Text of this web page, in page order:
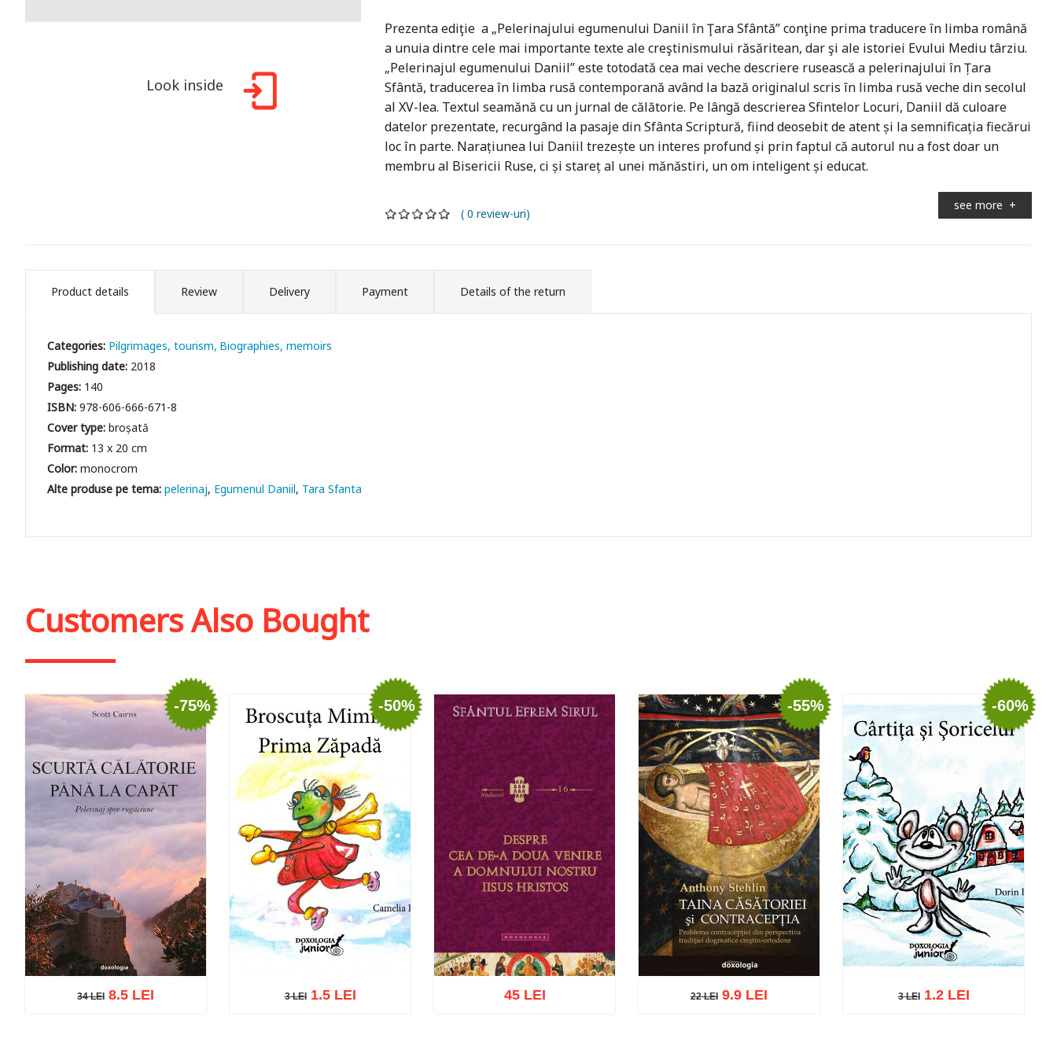
Look inside
Prezenta ediţie a „Pelerinajului egumenului Daniil în Ţara Sfântă” conţine prima traducere în limba română
a unuia dintre cele mai importante texte ale creştinismului răsăritean, dar şi ale istoriei Evului Mediu târziu.
„Pelerinajul egumenului Daniil” este totodată cea mai veche descriere rusească a pelerinajului în Țara
Sfântă, traducerea în limba rusă contemporană având la bază originalul scris în limba rusă veche din secolul
al XV-lea. Textul seamănă cu un jurnal de călătorie. Pe lângă descrierea Sfintelor Locuri, Daniil dă culoare
datelor prezentate, recurgând la pasaje din Sfânta Scriptură, fiind deosebit de atent și la semnificația fiecărui
loc în parte. Narațiunea lui Daniil trezește un interes profund și prin faptul că autorul nu a fost doar un
membru al Bisericii Ruse, ci și stareț al unei mănăstiri, un om inteligent și educat.
see more +
( 0 review-uri)
Product details Review Delivery Payment Details of the return
Categories: Pilgrimages, tourism Biographies, memoirs
Publishing date: 2018
Pages: 140
ISBN:978-606-666-671-8
Cover type:broșată
Format: 13 x 20 cm
Color:monocrom
pelerinaj Egumenul Daniil Tara Sfanta
Customers Also Bought
-75%
34 LEI 8.5 LEI
-50%
3 LEI1.5 LEI 45 LEI
-55%
22 LEI 9.9 LEI
-60%
3 LEI
3 LEI1.2 LEI